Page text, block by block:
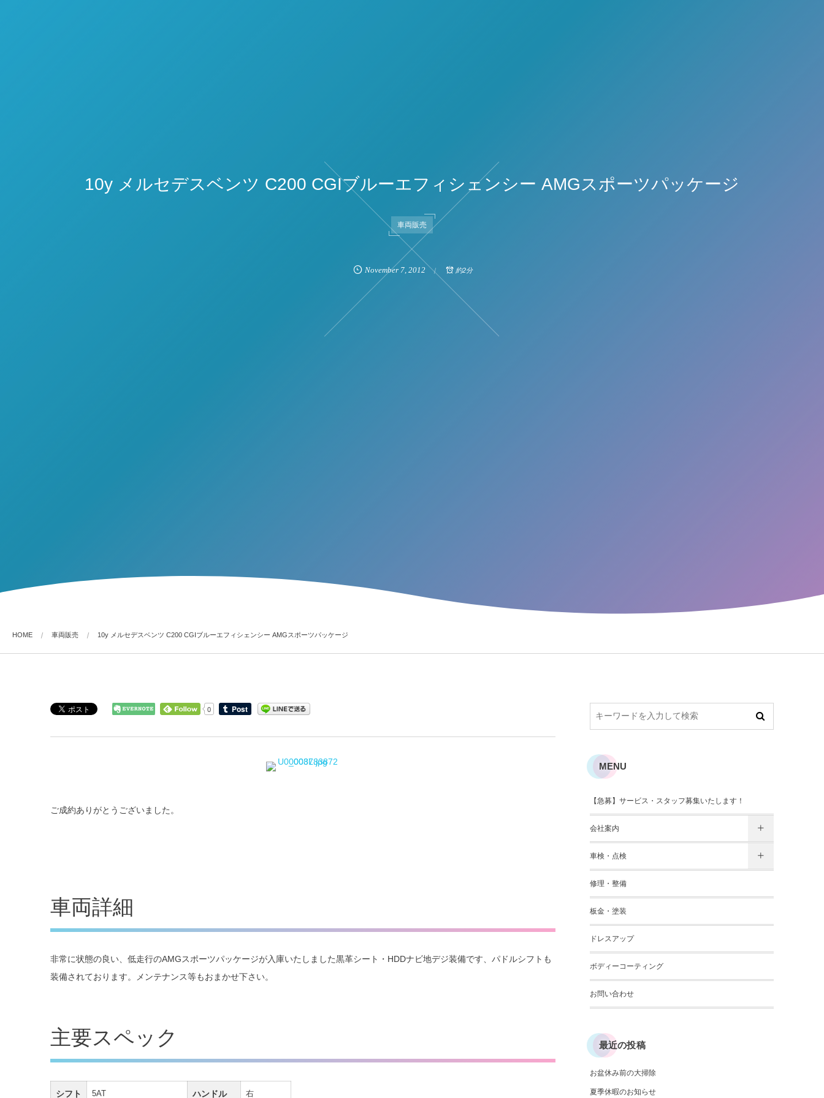
10y メルセデスベンツ C200 CGIブルーエフィシェンシー AMGスポーツパッケージ
車両販売
November 7, 2012 約2分
HOME 車両販売 10y メルセデスベンツ C200 CGIブルーエフィシェンシー AMGスポーツパッケージ
0
ご成約ありがとうございました。
車両詳細
非常に状態の良い、低走行のAMGスポーツパッケージが入庫いたしました黒革シート・HDDナビ地デジ装備です、パドルシフトも
装備されております。メンテナンス等もおまかせ下さい。
主要スペック
シフト 5AT ハンドル 右
MENU
【急募】サービス・スタッフ募集いたします！
会社案内
車検・点検
修理・整備
板金・塗装
ドレスアップ
ボディーコーティング
お問い合わせ
最近の投稿
お盆休み前の大掃除
夏季休暇のお知らせ